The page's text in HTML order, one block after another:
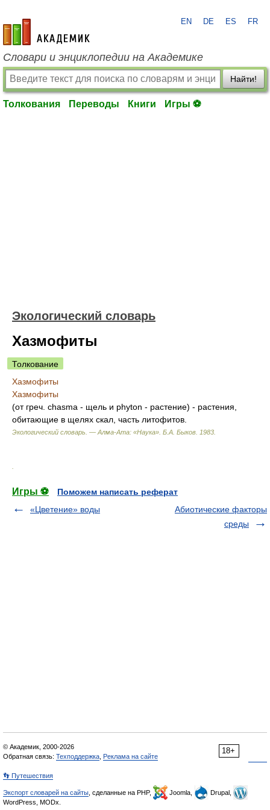
academic.ru
EN DE ES FR
Словари и энциклопедии на Академике
Найти!
Толкования Переводы Книги Игры ⚽
Экологический словарь
Xазмофиты
Толкование
Xазмофиты
Xазмофиты
(от греч. chasma - щель и phyton - растение) - растения,
обитающие в щелях скал, часть литофитов.
Экологический словарь. — Алма-Ата: «Наука» Б.А. Быков 1983
Игры ⚽
Поможем написать реферат
«Цветение» воды
Абиотические факторы
среды
18+
© Академик, 2000-2026
Обратная связь: Техподдержка Реклама на сайте
👣 Путешествия
Экспорт словарей на сайты , сделанные на PHP, Joomla,
Drupal,
WordPress, MODx.